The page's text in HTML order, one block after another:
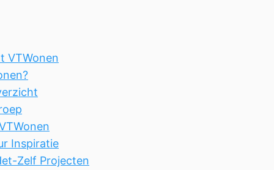
VTWonen
Inspiratie
Zelf Projecten